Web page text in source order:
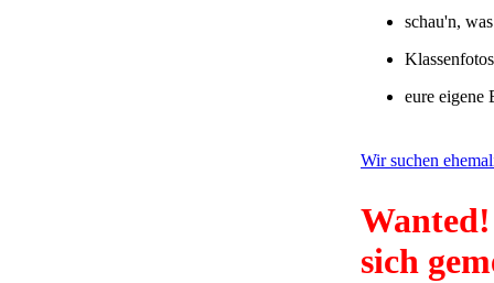
schau'n,
eure eigene
Wir suchen
Wanted
sich